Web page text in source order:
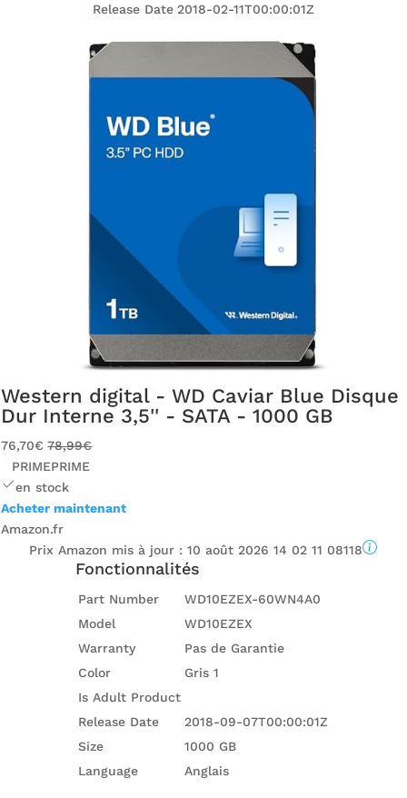
Release Date 2018-02-11T00:00:01Z
Western digital - WD Caviar Blue Disque
Dur Interne 3,5'' - SATA - 1000 GB
76,70€78,99€
PRIMEPRIME
en stock
Acheter maintenant
Amazon.fr
Prix ​​Amazon mis à jour :10 août 2026 14 02 11 08118
Fonctionnalités
Part Number
WD10EZEX-60WN4A0
Model
WD10EZEX
Warranty
Pas de Garantie
Color
Gris 1
Is Adult Product
Release Date
2018-09-07T00:00:01Z
Size
1000 GB
Language
Anglais